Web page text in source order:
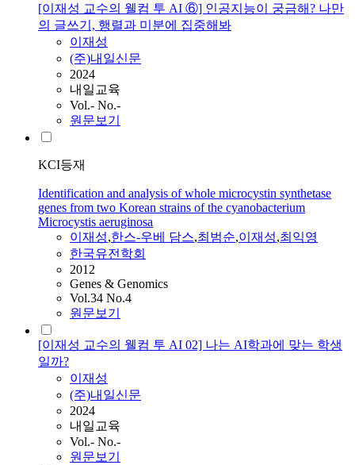
[이재성 교수의 웰컴 투 AI ⑥] 인공지능이 궁금해? 나만
의 글쓰기, 행렬과 미분에 집중해봐
이재성
(주)내일신문
2024
내일교육
Vol.- No.-
원문보기
KCI등재
Identification and analysis of whole microcystin synthetase
genes from two Korean strains of the cyanobacterium
Microcystis aeruginosa
이재성,한스-우베 담스,최범순,이재성,최익영
한국유전학회
2012
Genes & Genomics
Vol.34 No.4
원문보기
[이재성 교수의 웰컴 투 AI 02] 나는 AI학과에 맞는 학생
일까?
이재성
(주)내일신문
2024
내일교육
Vol.- No.-
원문보기